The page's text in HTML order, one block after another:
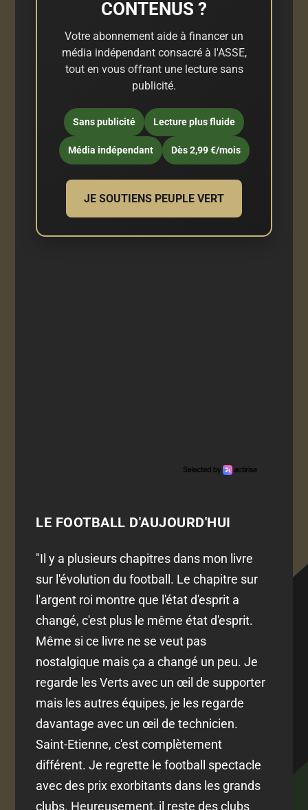
CONTENUS ?
Votre abonnement aide à financer un
média indépendant consacré à l'ASSE,
tout en vous offrant une lecture sans
publicité.
Sans publicité Lecture plus fluide
Média indépendant Dès 2,99 €/mois
JE SOUTIENS PEUPLE VERT
LE FOOTBALL D'AUJOURD'HUI
"Il y a plusieurs chapitres dans mon livre
sur l'évolution du football. Le chapitre sur
l'argent roi montre que l'état d'esprit a
changé, c'est plus le même état d'esprit.
Même si ce livre ne se veut pas
nostalgique mais ça a changé un peu. Je
regarde les Verts avec un œil de supporter
mais les autres équipes, je les regarde
davantage avec un œil de technicien.
Saint-Etienne, c'est complètement
différent. Je regrette le football spectacle
avec des prix exorbitants dans les grands
clubs. Heureusement, il reste des clubs